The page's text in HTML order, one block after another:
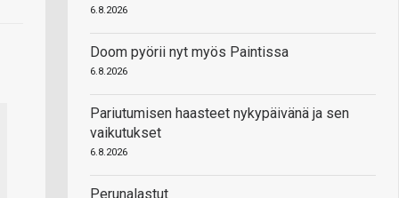
6.8.2026
Doom pyörii nyt myös Paintissa
6.8.2026
Pariutumisen haasteet nykypäivänä ja sen
vaikutukset
6.8.2026
Perunalastut